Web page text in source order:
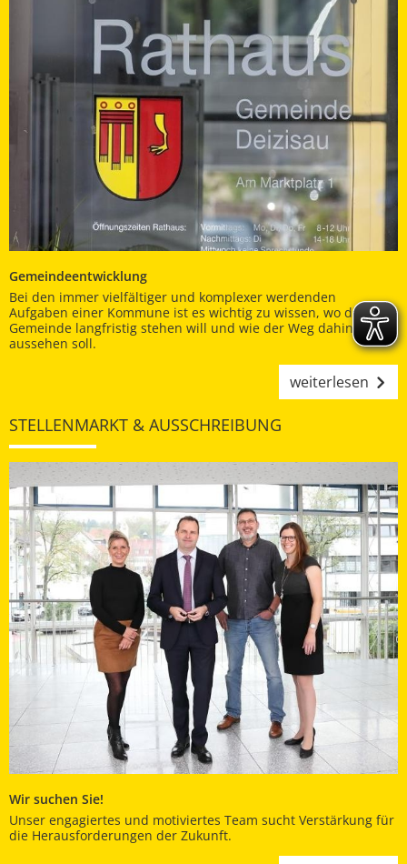
Gemeindeentwicklung
Bei den immer vielfältiger und komplexer werdenden
Aufgaben einer Kommune ist es wichtig zu wissen, wo die
Gemeinde langfristig stehen will und wie der Weg dahin
aussehen soll.
weiterlesen
STELLENMARKT & AUSSCHREIBUNG
Wir suchen Sie!
Unser engagiertes und motiviertes Team sucht Verstärkung für
die Herausforderungen der Zukunft.